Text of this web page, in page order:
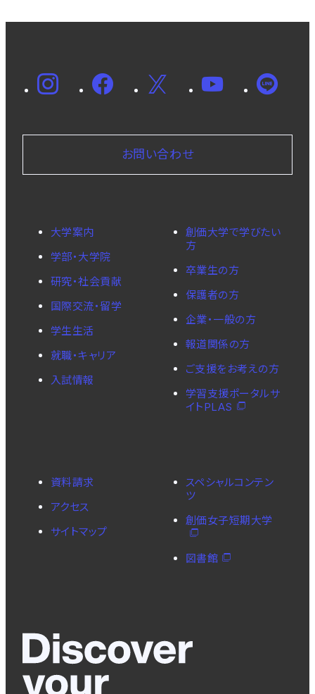
お問い合わせ
大学案内
学部・大学院
研究・社会貢献
国際交流・留学
学生生活
就職・キャリア
入試情報
創価大学で学びたい
方
卒業生の方
保護者の方
企業・一般の方
報道関係の方
ご支援をお考えの方
学習支援ポータルサ
イトPLAS
資料請求
アクセス
サイトマップ
スペシャルコンテン
ツ
創価女子短期大学
図書館